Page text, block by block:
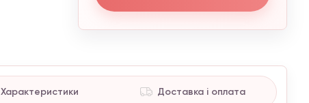
Характеристики Доставка і оплата